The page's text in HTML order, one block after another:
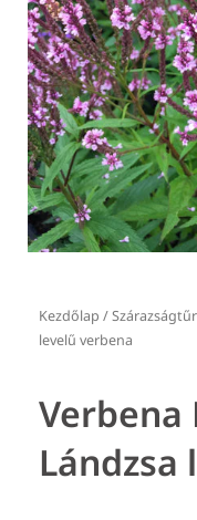
Kezdőlap /
levelű verbena
Verbena
Lándzsa